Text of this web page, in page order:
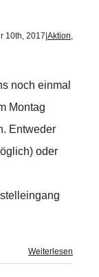
10th, 2017 Aktion,
noch einmal
Montag
Entweder
oder
Weiterlesen